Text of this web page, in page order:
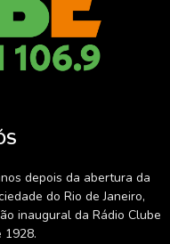
depois da abertura da
do Rio de Janeiro,
inaugural da Rádio Clube
1928.